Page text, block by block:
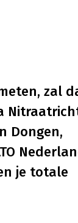
zal
Dongen,
je totale